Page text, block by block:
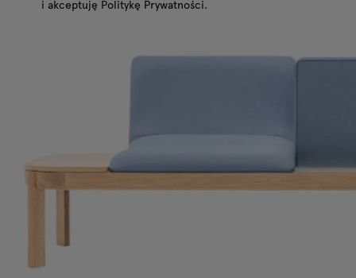
i akceptuję Politykę Prywatności.